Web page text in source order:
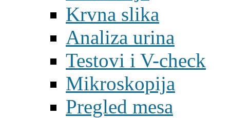
Krvna slika
Analiza urina
Testovi i V-check
Mikroskopija
Pregled mesa